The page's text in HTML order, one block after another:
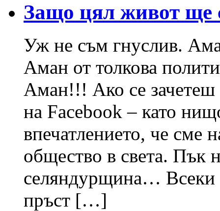
Защо цял живот ще
Уж не съм гнуслив.
Аман от толкова
Аман!!! Ако се зачетеш
на Facebook – като
впечатлението, че сме
общество в света. Пък
селяндурщина… Всеки
пръст […]